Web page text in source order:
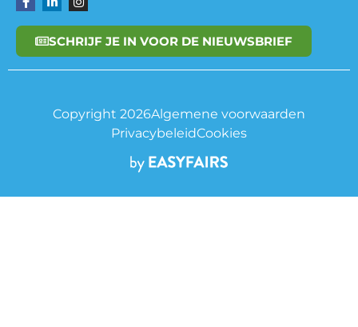
SCHRIJF JE IN VOOR DE NIEUWSBRIEF
Copyright 2026Algemene voorwaarden
PrivacybeleidCookies